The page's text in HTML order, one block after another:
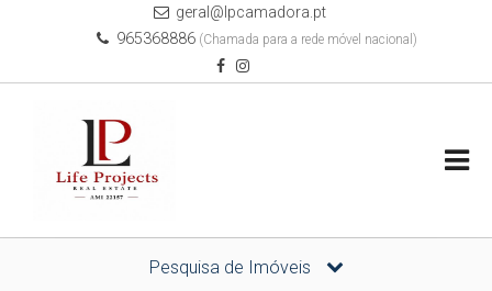
geral@lpcamadora.pt
965368886 (Chamada para a rede móvel nacional)
Pesquisa de Imóveis